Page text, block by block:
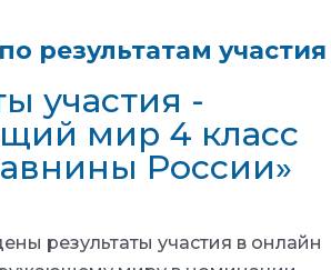
результатам участия
участия -
мир 4 класс
России»
результаты участия в онлайн